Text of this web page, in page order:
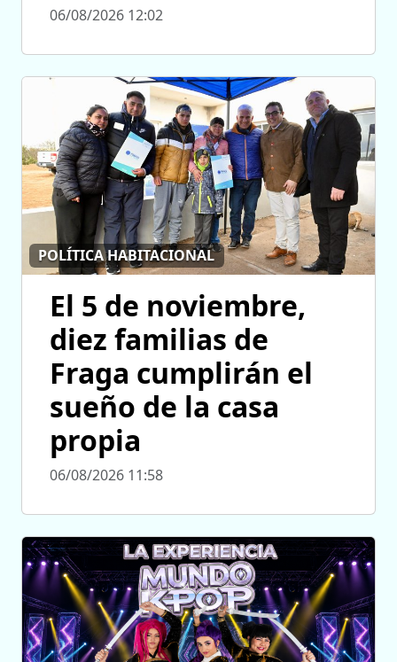
06/08/2026 12:02
POLÍTICA HABITACIONAL
El 5 de noviembre,
diez familias de
Fraga cumplirán el
sueño de la casa
propia
06/08/2026 11:58